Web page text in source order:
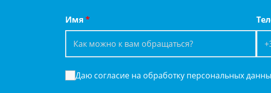
Имя*
Даю согласие на обработку персональных